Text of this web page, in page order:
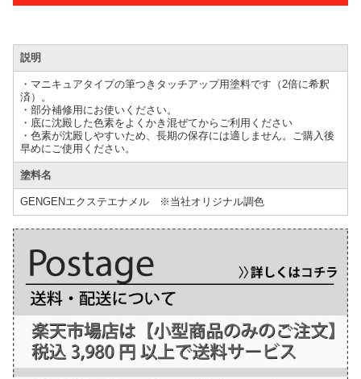
説明
・マニキュアタイプの筆つきタッチアップ用塗料です（2倍に希釈
済）。
・部分補修用にお使いください。
・底に沈殿した色素をよくかき混ぜてからご利用ください
・色素が沈殿しやすいため、長期の保存には適しません。ご購入後
早めにご使用ください。
塗料名
GENGENエクステエナメル ※当社オリジナル調色